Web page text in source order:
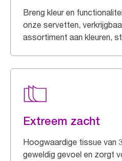
Breng kleur en
onze servetten,
assortiment aan kleuren,
Extreem zacht
Hoogwaardige tissue van
geweldig gevoel en zorgt